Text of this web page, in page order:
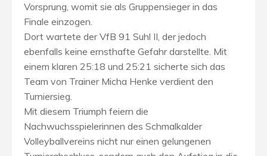
Vorsprung, womit sie als Gruppensieger in das
Finale einzogen.
Dort wartete der VfB 91 Suhl II, der jedoch
ebenfalls keine ernsthafte Gefahr darstellte. Mit
einem klaren 25:18 und 25:21 sicherte sich das
Team von Trainer Micha Henke verdient den
Turniersieg.
Mit diesem Triumph feiern die
Nachwuchsspielerinnen des Schmalkalder
Volleyballvereins nicht nur einen gelungenen